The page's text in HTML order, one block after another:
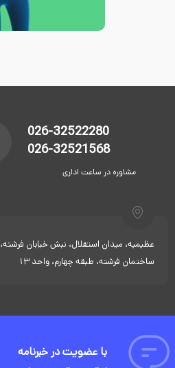
026-32522280
026-32521568
مشاوره در ساعت اداری
عظیمیه، میدان استقلال، نبش خیابان فرشته،
ساختمان فرشته، طبقه چهارم، واحد 13
با عضویت در خبرنامه